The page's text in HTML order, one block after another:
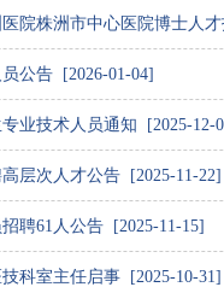
院株洲市中心医院博士人
公告 [2026-01-04]
业技术人员通知 [2025-12-
层次人才公告 [2025-11-22]
聘61人公告 [2025-11-15]
科室主任启事 [2025-10-31]